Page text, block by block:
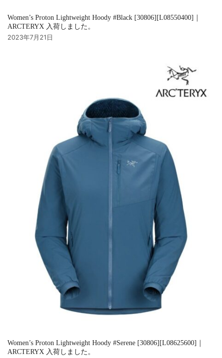
Women’s Proton Lightweight Hoody #Black [30806][L08550400]｜
ARCTERYX 入荷しました。
2023年7月21日
Women’s Proton Lightweight Hoody #Serene [30806][L08625600]｜
ARCTERYX 入荷しました。